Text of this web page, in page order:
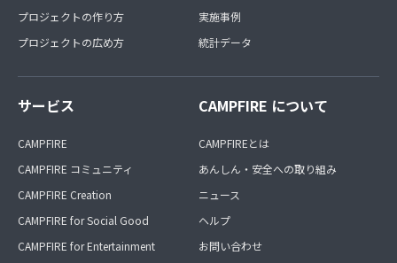
プロジェクトの作り方
プロジェクトの広め方
実施事例
統計データ
サービス
CAMPFIRE
CAMPFIRE コミュニティ
CAMPFIRE Creation
CAMPFIRE for Social Good
CAMPFIRE for Entertainment
CAMPFIRE について
CAMPFIREとは
あんしん・安全への取り組み
ニュース
ヘルプ
お問い合わせ